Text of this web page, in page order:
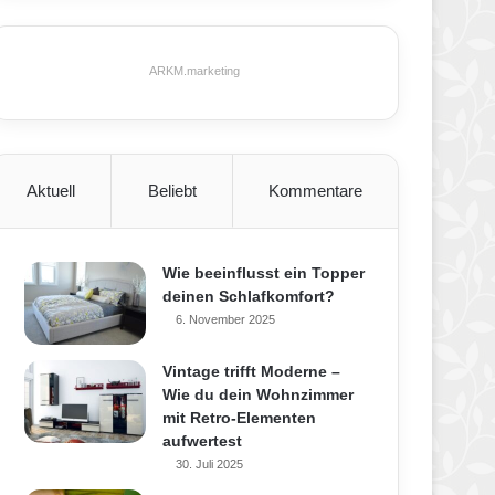
ARKM.marketing
Aktuell Beliebt Kommentare
Wie beeinflusst ein Topper
deinen Schlafkomfort?
6. November 2025
Vintage trifft Moderne –
Wie du dein Wohnzimmer
mit Retro-Elementen
aufwertest
30. Juli 2025